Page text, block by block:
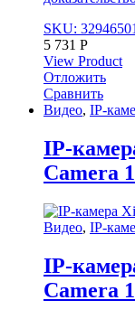
SKU:
5 731 Р
View Product
Отложить
Сравнить
Видео, IP-
IP-
Camera
Видео, IP-
IP-
Camera